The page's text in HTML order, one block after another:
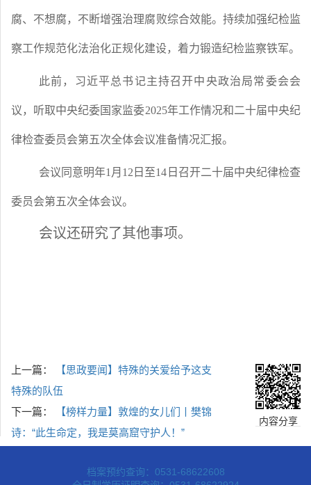
腐、不想腐，不断增强治理腐败综合效能。持续加强纪检监
察工作规范化法治化正规化建设，着力锻造纪检监察铁军。
此前，习近平总书记主持召开中央政治局常委会会
议，听取中央纪委国家监委2025年工作情况和二十届中央纪
律检查委员会第五次全体会议准备情况汇报。
会议同意明年1月12日至14日召开二十届中央纪律检查
委员会第五次全体会议。
会议还研究了其他事项。
上一篇：
【思政要闻】特殊的关爱给予这支
特殊的队伍
下一篇：
【榜样力量】敦煌的女儿们丨樊锦
诗：“此生命定，我是莫高窟守护人！”
内容分享
档案预约查询：0531-68622608